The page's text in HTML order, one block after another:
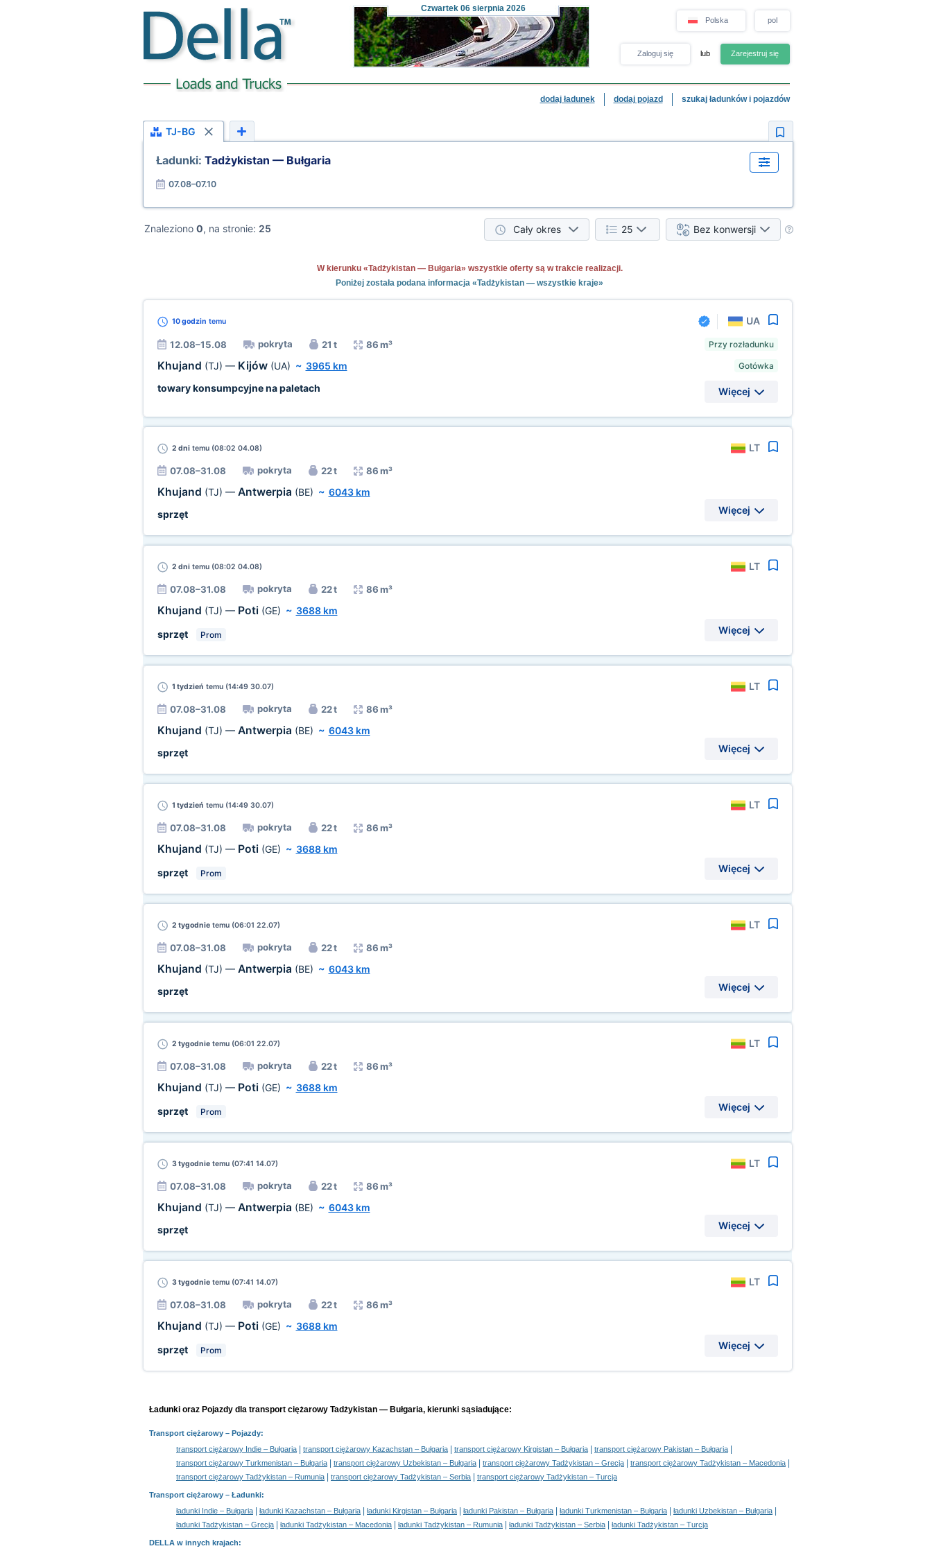
Czwartek06 sierpnia 2026
Polska pol
Zaloguj się lub Zarejestruj się
dodaj ładunek dodaj pojazd szukaj ładunków i pojazdów
TJ-BG
Ładunki: Tadżykistan — Bułgaria
07.08–07.10
Znaleziono 0, na stronie: 25 Cały okres 25 Bez konwersji
W kierunku «Tadżykistan — Bułgaria» wszystkie oferty są w trakcie realizacji.
Poniżej została podana informacja «Tadżykistan — wszystkie kraje»
10 godzin temu UA
12.08–15.08 pokryta 21 t 86 m³
Khujand (TJ) — Kijów (UA) ~ 3965 km
towary konsumpcyjne na paletach
Przy rozładunku
Gotówka
Więcej
2 dnitemu (08:02 04.08) LT
07.08–31.08 pokryta 22 t 86 m³
Khujand (TJ) — Antwerpia (BE) ~ 6043 km
sprzęt
Więcej
2 dnitemu (08:02 04.08) LT
07.08–31.08 pokryta 22 t 86 m³
Khujand (TJ) — Poti (GE) ~ 3688 km
sprzęt
Prom Więcej
1 tydzień temu (14:49 30.07) LT
07.08–31.08 pokryta 22 t 86 m³
Khujand (TJ) — Antwerpia (BE) ~ 6043 km
sprzęt
Więcej
1 tydzień temu (14:49 30.07) LT
07.08–31.08 pokryta 22 t 86 m³
Khujand (TJ) — Poti (GE) ~ 3688 km
sprzęt
Prom Więcej
2 tygodnietemu (06:01 22.07) LT
07.08–31.08 pokryta 22 t 86 m³
Khujand (TJ) — Antwerpia (BE) ~ 6043 km
sprzęt
Więcej
2 tygodnietemu (06:01 22.07) LT
07.08–31.08 pokryta 22 t 86 m³
Khujand (TJ) — Poti (GE) ~ 3688 km
sprzęt
Prom Więcej
3 tygodnietemu (07:41 14.07) LT
07.08–31.08 pokryta 22 t 86 m³
Khujand (TJ) — Antwerpia (BE) ~ 6043 km
sprzęt
Więcej
3 tygodnietemu (07:41 14.07) LT
07.08–31.08 pokryta 22 t 86 m³
Khujand (TJ) — Poti (GE) ~ 3688 km
sprzęt
Prom Więcej
Ładunki oraz Pojazdy dla transport ciężarowy Tadżykistan — Bułgaria, kierunki sąsiadujące:
Transport ciężarowy – Pojazdy:
transport ciężarowy Indie – Bułgaria
transport ciężarowy Kazachstan – Bułgaria transport ciężarowy Kirgistan – Bułgaria transport ciężarowy Pakistan – Bułgaria
transport ciężarowy Turkmenistan – Bułgaria transport ciężarowy Uzbekistan – Bułgaria transport ciężarowy Tadżykistan – Grecja transport ciężarowy Tadżykistan – Macedonia
transport ciężarowy Tadżykistan – Rumunia transport ciężarowy Tadżykistan – Serbia transport ciężarowy Tadżykistan – Turcja
Transport ciężarowy – Ładunki:
ładunki Indie – Bułgaria
ładunki Kazachstan – Bułgaria ładunki Kirgistan – Bułgaria ładunki Pakistan – Bułgaria ładunki Turkmenistan – Bułgaria ładunki Uzbekistan – Bułgaria
ładunki Tadżykistan – Grecja ładunki Tadżykistan – Macedonia ładunki Tadżykistan – Rumunia ładunki Tadżykistan – Serbia ładunki Tadżykistan – Turcja
DELLA w innych krajach: